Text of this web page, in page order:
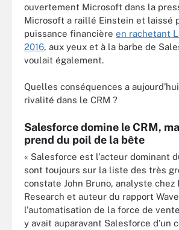
ouvertement Microsoft dans la
Microsoft a raillé Einstein et laissé
puissance financière en rachetant
2016, aux yeux et à la barbe de
voulait également.
Quelles conséquences a
rivalité dans le CRM ?
Salesforce domine le CRM,
prend du poil de la bête
« Salesforce est l'acteur dominant
sont toujours sur la liste des très
constate John Bruno, analyste chez
Research et auteur du rapport
l'automatisation de la force de
y avait auparavant Salesforce d’un